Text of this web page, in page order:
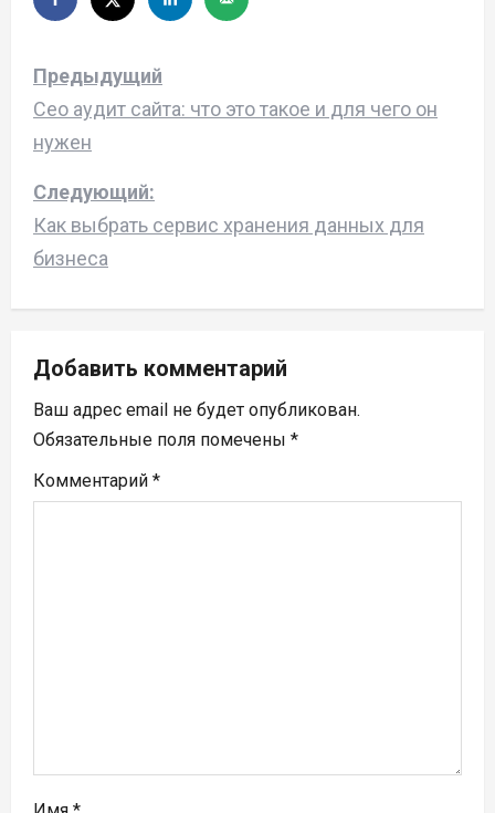
Н
а
в
и
г
и
я
п
Предыдущий
Сео аудит сайта: что это такое и для чего он
нужен
Следующий:
Как выбрать сервис хранения данных для
бизнеса
Добавить комментарий
Ваш адрес email не будет опубликован.
Обязательные поля помечены *
Комментарий *